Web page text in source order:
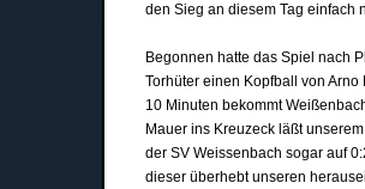
den Sieg an diesem Tag einfach
Begonnen hatte das Spiel nach
Torhüter einen Kopfball von
10 Minuten bekommt
Mauer ins Kreuzeck läßt
der SV Weissenbach sogar auf
dieser überhebt unseren